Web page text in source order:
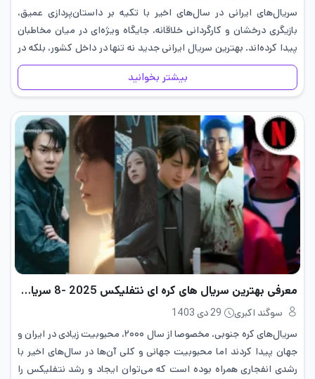
سریال‌های ایرانی در سال‌های اخیر با تکیه بر داستان‌پردازی عمیق،
بازیگری درخشان و کارگردانی خلاقانه، جایگاه ویژه‌ای در میان مخاطبان
پیدا کرده‌اند. بهترین سریال ایرانی جدید نه تنها در داخل کشور، بلکه در
سطح بین‌المللی نیز مورد توجه قرار گرفته…
بیشتر بخوانید
معرفی بهترین سریال های کره ای نتفلیکس 2025 -8 سریال برتر
سوگند اکبری
29 دی 1403
سریال‌های کره جنوبی، مخصوصا از سال ۲۰۰۰، محبوبیت زیادی در ایران و
جهان پیدا کردند اما محبوبیت جهانی و کلی آن‌ها در سال‌های اخیر با
رشدی انفجاری همراه بوده است که می‌توان ایجاد و رشد نتفلیکس را